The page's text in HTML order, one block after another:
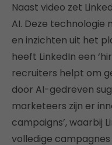
Naast video zet
AI. Deze
en inzichten uit het
heeft LinkedIn een
recruiters helpt om
door AI-gedreven
marketeers zijn er
campaigns’, waarbij
volledige